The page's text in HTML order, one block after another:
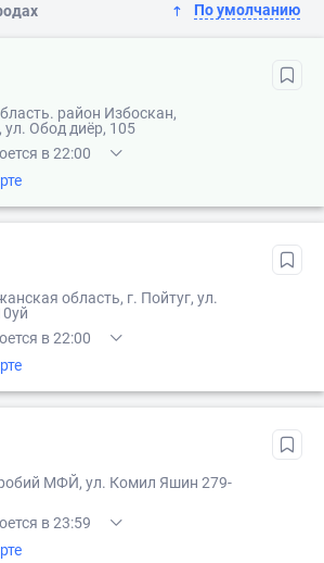
По умолчанию
район Избоскан,
Обод диёр, 105
в 22:00
область, г. Пойтуг, ул.
в 22:00
МФЙ, ул. Комил Яшин 279-
в 23:59